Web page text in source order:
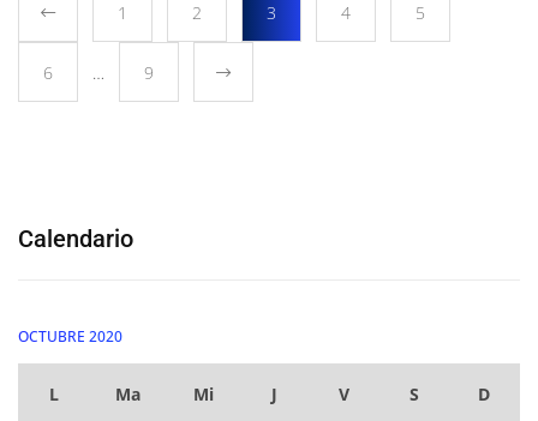
1 2 3 4 5
6 … 9
Calendario
OCTUBRE 2020
L Ma Mi J V S D